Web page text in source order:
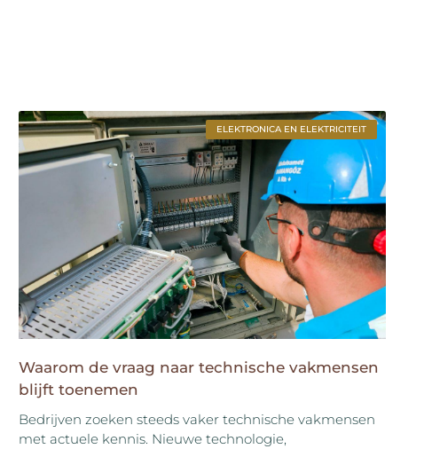
ELEKTRONICA EN ELEKTRICITEIT
Waarom de vraag naar technische vakmensen
blijft toenemen
Bedrijven zoeken steeds vaker technische vakmensen
met actuele kennis. Nieuwe technologie,